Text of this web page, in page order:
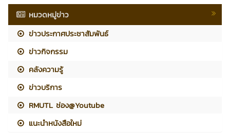
หมวดหมู่ข่าว
ข่าวประกาศประชาสัมพันธ์
ข่าวกิจกรรม
คลังความรู้
ข่าวบริการ
RMUTL ช่อง@Youtube
แนะนำหนังสือใหม่